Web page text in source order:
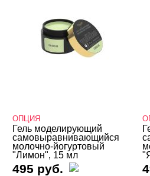
ОПЦИЯ
Гель моделирующий
самовыравнивающийся
молочно-йогуртовый
"Лимон", 15 мл
495 руб.